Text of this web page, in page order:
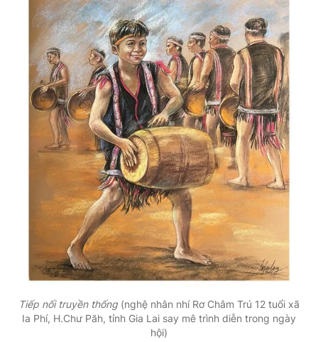
Tiếp nối truyền thống(nghệ nhân nhí Rơ Châm Trú 12 tuổi xã
Ia Phí, H.Chư Păh, tỉnh Gia Lai say mê trình diễn trong ngày
hội)